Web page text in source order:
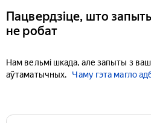
Пацвердзіце, што
не робат
Нам вельмі шкада, але запыты з
аўтаматычных.
Чаму гэта магло